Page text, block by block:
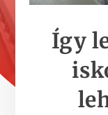
Így